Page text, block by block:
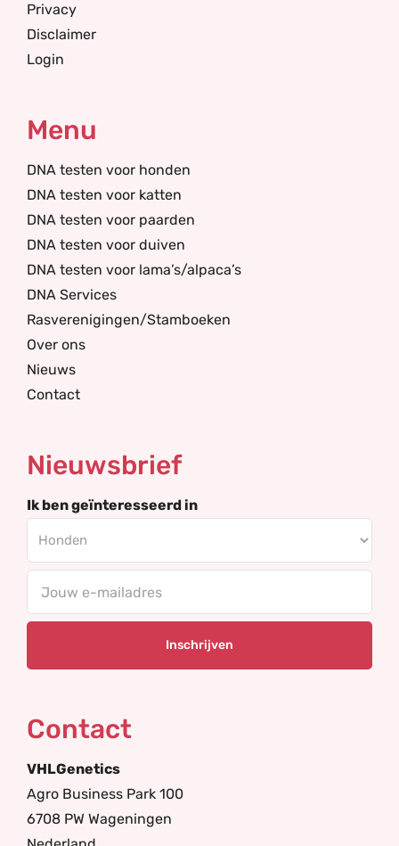
Privacy
Disclaimer
Login
Menu
DNA testen voor honden
DNA testen voor katten
DNA testen voor paarden
DNA testen voor duiven
DNA testen voor lama’s/alpaca’s
DNA Services
Rasverenigingen/Stamboeken
Over ons
Nieuws
Contact
Nieuwsbrief
Ik ben geïnteresseerd in
Contact
VHLGenetics
Agro Business Park 100
6708 PW Wageningen